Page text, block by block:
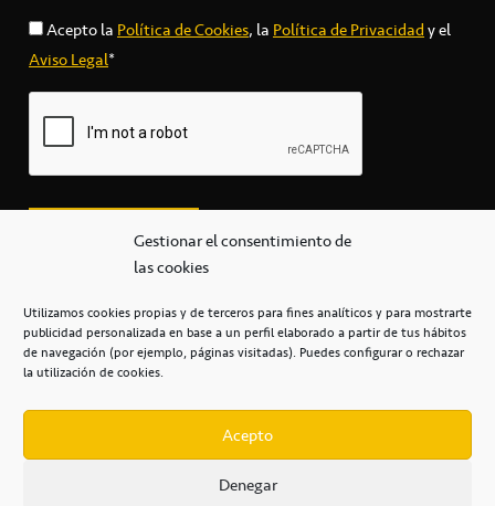
Gestionar el consentimiento de
las cookies
Utilizamos cookies propias y de terceros para fines analíticos y para mostrarte
publicidad personalizada en base a un perfil elaborado a partir de tus hábitos
de navegación (por ejemplo, páginas visitadas). Puedes configurar o rechazar
la utilización de cookies.
Acepto
Denegar
Acepto laPolítica de Cookies, laPolítica de Privacidady el
Aviso Legal*
secretaria@cbcanarias.es
+34 922 253 684
Casa del Deporte / 38108 – La Laguna